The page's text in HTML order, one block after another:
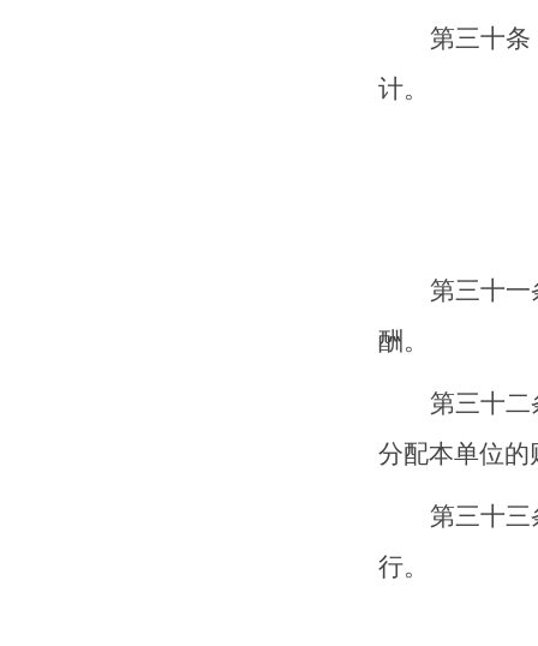
第三十条
计。
第三十一
酬。
第三十二
分配本单位的
第三十三
行。